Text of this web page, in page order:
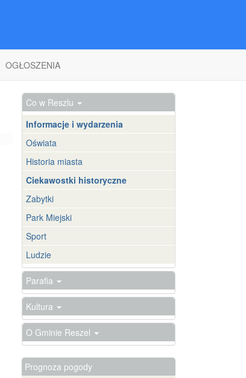
OGŁOSZENIA
Co w Reszlu
Informacje i wydarzenia
Oświata
Historia miasta
Ciekawostki historyczne
Zabytki
Park Miejski
Sport
Ludzie
Parafia
Kultura
O Gminie Reszel
Prognoza pogody